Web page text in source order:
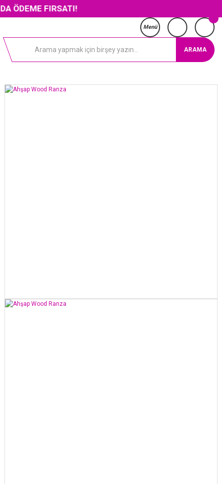
FIRSATI!
Menü
ARAMA